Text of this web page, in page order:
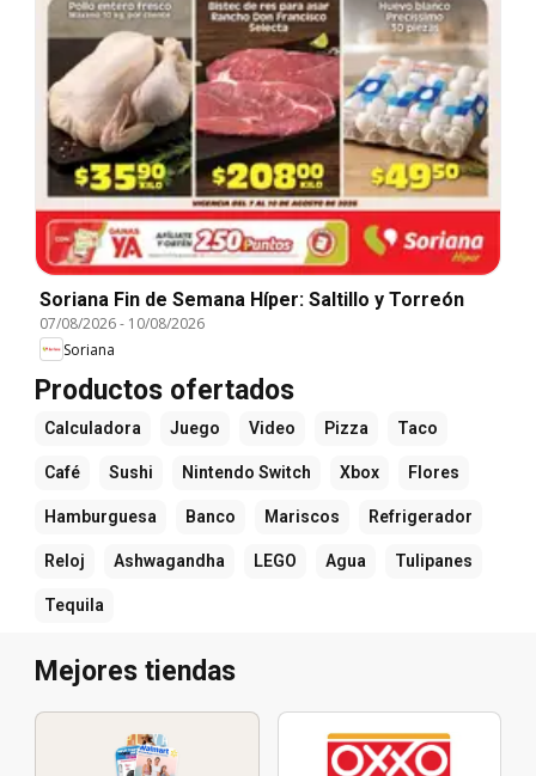
Soriana Fin de Semana Híper: Saltillo y Torreón
07/08/2026- 10/08/2026
Soriana
Productos ofertados
Calculadora Juego Video Pizza Taco
Café Sushi Nintendo Switch Xbox Flores
Hamburguesa Banco Mariscos Refrigerador
Reloj Ashwagandha LEGO Agua Tulipanes
Tequila
Mejores tiendas